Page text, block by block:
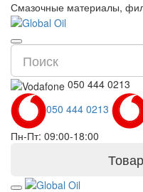
Смазочные материалы,
050 444 0213
050 444 0213
Пн-Пт: 09:00-18:00